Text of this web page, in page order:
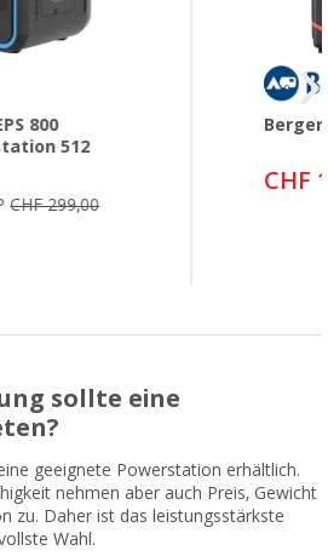
800
512
CHF 299,00
Berger
CHF
sollte eine
geeignete Powerstation erhältlich.
nehmen aber auch Preis, Gewicht
zu. Daher ist das leistungsstärkste
Wahl.